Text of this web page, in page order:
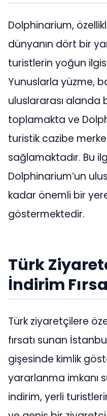
Dolphinarium,
dünyanın dört bir
turistlerin yoğun
Yunuslarla yüzme,
uluslararası alanda
toplamakta ve
turistik cazibe
sağlamaktadır. Bu
Dolphinarium’un
kadar önemli bir
göstermektedir.
Türk
İndirim
Türk ziyaretçilere
fırsatı sunan
gişesinde kimlik
yararlanma imkanı
indirim, yerli